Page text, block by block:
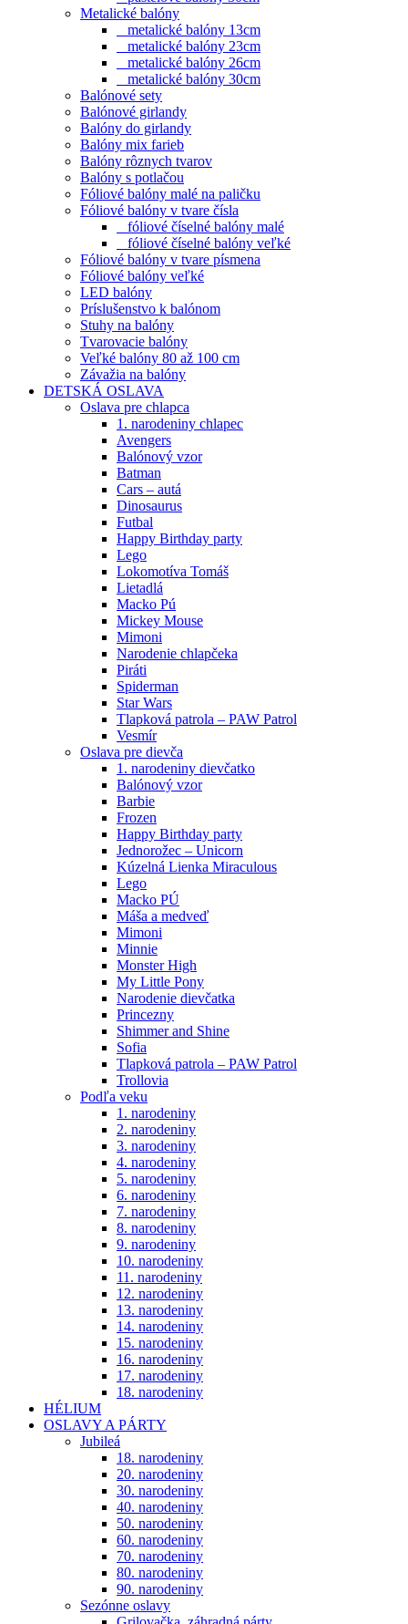
Metalické balóny
metalické balóny 13cm
metalické balóny 23cm
metalické balóny 26cm
metalické balóny 30cm
Balónové sety
Balónové girlandy
Balóny do girlandy
Balóny mix farieb
Balóny rôznych tvarov
Balóny s potlačou
Fóliové balóny malé na paličku
Fóliové balóny v tvare čísla
fóliové číselné balóny malé
fóliové číselné balóny veľké
Fóliové balóny v tvare písmena
Fóliové balóny veľké
LED balóny
Príslušenstvo k balónom
Stuhy na balóny
Tvarovacie balóny
Veľké balóny 80 až 100 cm
Závažia na balóny
DETSKÁ OSLAVA
Oslava pre chlapca
1. narodeniny chlapec
Avengers
Balónový vzor
Batman
Cars – autá
Dinosaurus
Futbal
Happy Birthday party
Lego
Lokomotíva Tomáš
Lietadlá
Macko Pú
Mickey Mouse
Mimoni
Narodenie chlapčeka
Piráti
Spiderman
Star Wars
Tlapková patrola – PAW Patrol
Vesmír
Oslava pre dievča
1. narodeniny dievčatko
Balónový vzor
Barbie
Frozen
Happy Birthday party
Jednorožec – Unicorn
Kúzelná Lienka Miraculous
Lego
Macko PÚ
Máša a medveď
Mimoni
Minnie
Monster High
My Little Pony
Narodenie dievčatka
Princezny
Shimmer and Shine
Sofia
Tlapková patrola – PAW Patrol
Trollovia
Podľa veku
1. narodeniny
2. narodeniny
3. narodeniny
4. narodeniny
5. narodeniny
6. narodeniny
7. narodeniny
8. narodeniny
9. narodeniny
10. narodeniny
11. narodeniny
12. narodeniny
13. narodeniny
14. narodeniny
15. narodeniny
16. narodeniny
17. narodeniny
18. narodeniny
HÉLIUM
OSLAVY A PÁRTY
Jubileá
18. narodeniny
20. narodeniny
30. narodeniny
40. narodeniny
50. narodeniny
60. narodeniny
70. narodeniny
80. narodeniny
90. narodeniny
Sezónne oslavy